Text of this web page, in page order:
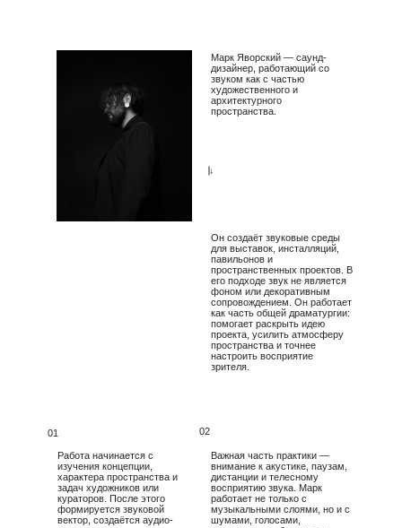
01 02
Марк Яворский — саунд-
дизайнер, работающий со
звуком как с частью
художественного и
архитектурного
пространства.
→
Он создаёт звуковые среды
для выставок, инсталляций,
павильонов и
пространственных проектов. В
его подходе звук не является
фоном или декоративным
сопровождением. Он работает
как часть общей драматургии:
помогает раскрыть идею
проекта, усилить атмосферу
пространства и точнее
настроить восприятие
зрителя.
Работа начинается с
изучения концепции,
характера пространства и
задач художников или
кураторов. После этого
формируется звуковой
вектор, создаётся аудио-
Важная часть практики —
внимание к акустике, паузам,
дистанции и телесному
восприятию звука. Марк
работает не только с
музыкальными слоями, но и с
шумами, голосами,